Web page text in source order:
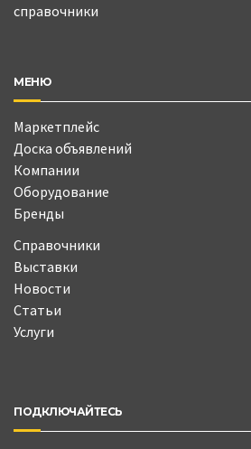
справочники
МЕНЮ
Маркетплейс
Доска объявлений
Компании
Оборудование
Бренды
Справочники
Выставки
Новости
Статьи
Услуги
ПОДКЛЮЧАЙТЕСЬ